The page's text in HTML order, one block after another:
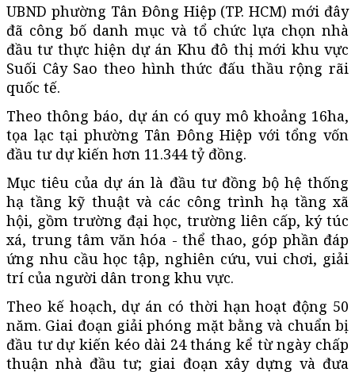
UBND phường Tân Đông Hiệp (TP. HCM) mới đây
đã công bố danh mục và tổ chức lựa chọn nhà
đầu tư thực hiện dự án Khu đô thị mới khu vực
Suối Cây Sao theo hình thức đấu thầu rộng rãi
quốc tế.
Theo thông báo, dự án có quy mô khoảng 16ha,
tọa lạc tại phường Tân Đông Hiệp với tổng vốn
đầu tư dự kiến hơn 11.344 tỷ đồng.
Mục tiêu của dự án là đầu tư đồng bộ hệ thống
hạ tầng kỹ thuật và các công trình hạ tầng xã
hội, gồm trường đại học, trường liên cấp, ký túc
xá, trung tâm văn hóa - thể thao, góp phần đáp
ứng nhu cầu học tập, nghiên cứu, vui chơi, giải
trí của người dân trong khu vực.
Theo kế hoạch, dự án có thời hạn hoạt động 50
năm. Giai đoạn giải phóng mặt bằng và chuẩn bị
đầu tư dự kiến kéo dài 24 tháng kể từ ngày chấp
thuận nhà đầu tư; giai đoạn xây dựng và đưa